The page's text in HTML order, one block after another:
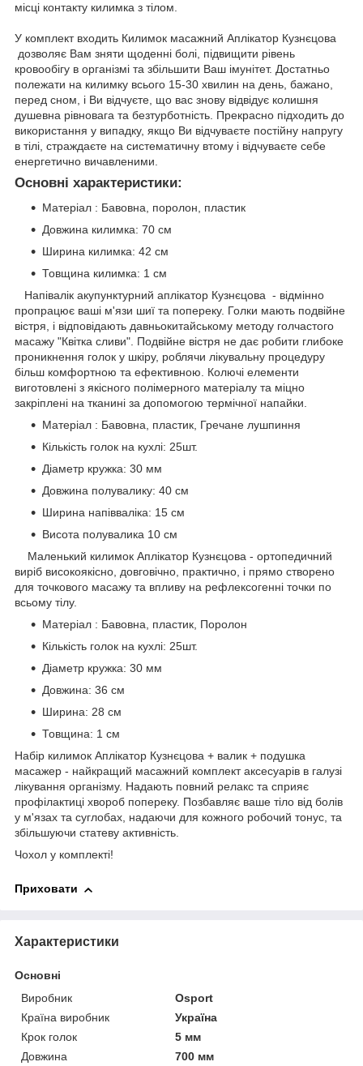
місці контакту килимка з тілом.
У комплект входить Килимок масажний Аплікатор Кузнєцова
дозволяє Вам зняти щоденні болі, підвищити рівень
кровообігу в організмі та збільшити Ваш імунітет. Достатньо
полежати на килимку всього 15-30 хвилин на день, бажано,
перед сном, і Ви відчуєте, що вас знову відвідує колишня
душевна рівновага та безтурботність. Прекрасно підходить до
використання у випадку, якщо Ви відчуваєте постійну напругу
в тілі, страждаєте на систематичну втому і відчуваєте себе
енергетично вичавленими.
Основні характеристики:
Матеріал : Бавовна, поролон, пластик
Довжина килимка: 70 см
Ширина килимка: 42 см
Товщина килимка: 1 см
Напівалік акупунктурний аплікатор Кузнєцова - відмінно
пропрацює ваші м'язи шиї та попереку. Голки мають подвійне
вістря, і відповідають давньокитайському методу голчастого
масажу "Квітка сливи". Подвійне вістря не дає робити глибоке
проникнення голок у шкіру, роблячи лікувальну процедуру
більш комфортною та ефективною. Колючі елементи
виготовлені з якісного полімерного матеріалу та міцно
закріплені на тканині за допомогою термічної напайки.
Матеріал : Бавовна, пластик, Гречане лушпиння
Кількість голок на кухлі: 25шт.
Діаметр кружка: 30 мм
Довжина полувалику: 40 см
Ширина напівваліка: 15 см
Висота полувалика 10 см
Маленький килимок Аплікатор Кузнєцова - ортопедичний
виріб високоякісно, ​​довговічно, практично, і прямо створено
для точкового масажу та впливу на рефлексогенні точки по
всьому тілу.
Матеріал : Бавовна, пластик, Поролон
Кількість голок на кухлі: 25шт.
Діаметр кружка: 30 мм
Довжина: 36 см
Ширина: 28 см
Товщина: 1 см
Набір килимок Аплікатор Кузнєцова + валик + подушка
масажер - найкращий масажний комплект аксесуарів в галузі
лікування організму. Надають повний релакс та сприяє
профілактиці хвороб попереку. Позбавляє ваше тіло від болів
у м'язах та суглобах, надаючи для кожного робочий тонус, та
збільшуючи статеву активність.
Чохол у комплекті!
Приховати
Характеристики
Основні
Виробник
Osport
Країна виробник
Україна
Крок голок
5 мм
Довжина
700 мм